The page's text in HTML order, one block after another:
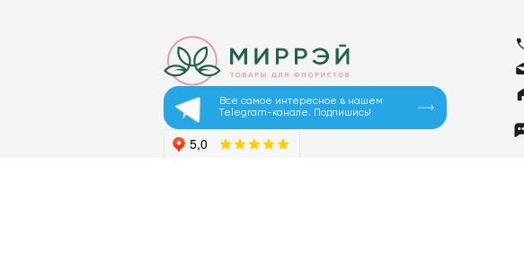
Все самое интересное в нашем
Telegram-канале. Подпишись!